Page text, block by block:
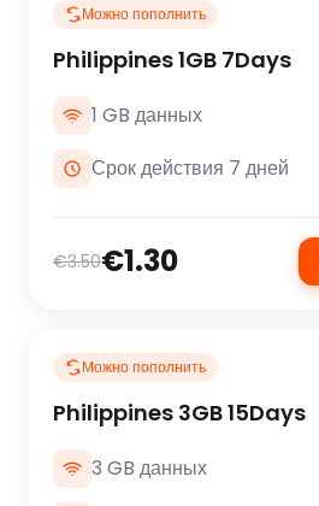
Можно пополнить
Philippines 1GB 7Days
1 GB данных
Срок действия 7 дней
€3.50€1.30
Можно пополнить
Philippines 3GB 15Days
3 GB данных